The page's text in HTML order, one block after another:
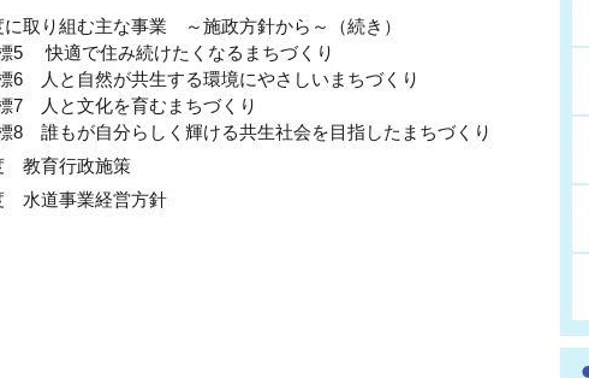
に取り組む主な事業 ～施政方針から～（続き）
5 快適で住み続けたくなるまちづくり
6 人と自然が共生する環境にやさしいまちづくり
7 人と文化を育むまちづくり
8 誰もが自分らしく輝ける共生社会を目指したまちづくり
教育行政施策
水道事業経営方針